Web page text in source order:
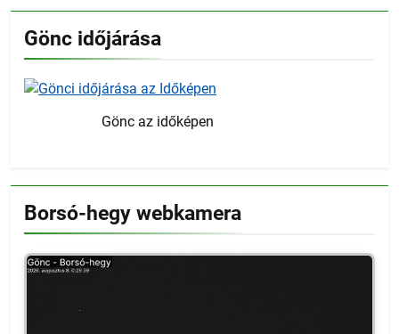
Gönc időjárása
Gönc az időképen
Borsó-hegy webkamera